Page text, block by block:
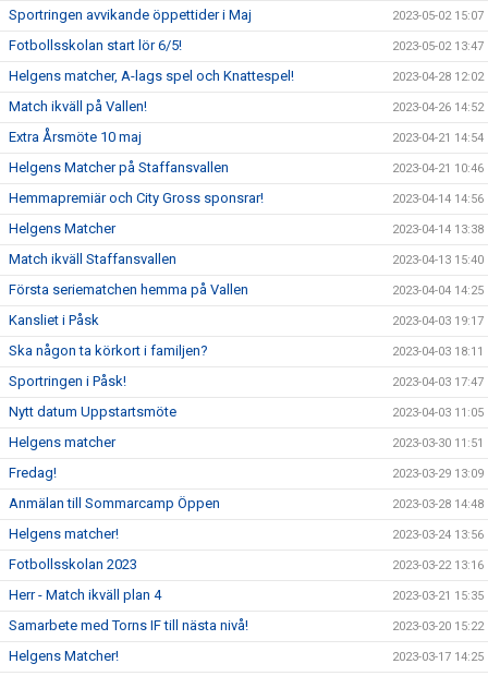
Sportringen avvikande öppettider i Maj 2023-05-02 15:07
Fotbollsskolan start lör 6/5! 2023-05-02 13:47
Helgens matcher, A-lags spel och Knattespel! 2023-04-28 12:02
Match ikväll på Vallen! 2023-04-26 14:52
Extra Årsmöte 10 maj 2023-04-21 14:54
Helgens Matcher på Staffansvallen 2023-04-21 10:46
Hemmapremiär och City Gross sponsrar! 2023-04-14 14:56
Helgens Matcher 2023-04-14 13:38
Match ikväll Staffansvallen 2023-04-13 15:40
Första seriematchen hemma på Vallen 2023-04-04 14:25
Kansliet i Påsk 2023-04-03 19:17
Ska någon ta körkort i familjen? 2023-04-03 18:11
Sportringen i Påsk! 2023-04-03 17:47
Nytt datum Uppstartsmöte 2023-04-03 11:05
Helgens matcher 2023-03-30 11:51
Fredag! 2023-03-29 13:09
Anmälan till Sommarcamp Öppen 2023-03-28 14:48
Helgens matcher! 2023-03-24 13:56
Fotbollsskolan 2023 2023-03-22 13:16
Herr - Match ikväll plan 4 2023-03-21 15:35
Samarbete med Torns IF till nästa nivå! 2023-03-20 15:22
Helgens Matcher! 2023-03-17 14:25